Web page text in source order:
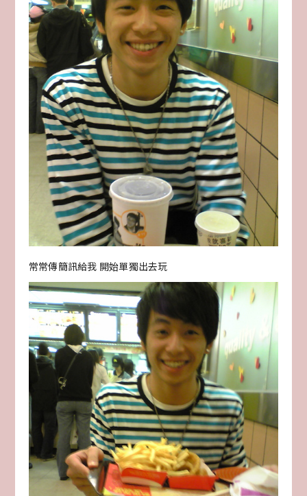
常常傳簡訊給我 開始單獨出去玩